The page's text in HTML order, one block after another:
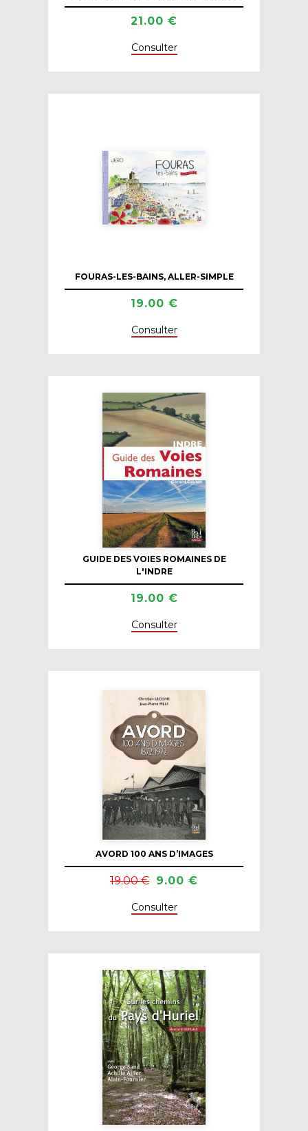
21.00 €
Consulter
FOURAS-LES-BAINS, ALLER-SIMPLE
19.00 €
Consulter
GUIDE DES VOIES ROMAINES DE
L'INDRE
19.00 €
Consulter
AVORD 100 ANS D’IMAGES
19.00 € 9.00 €
Consulter